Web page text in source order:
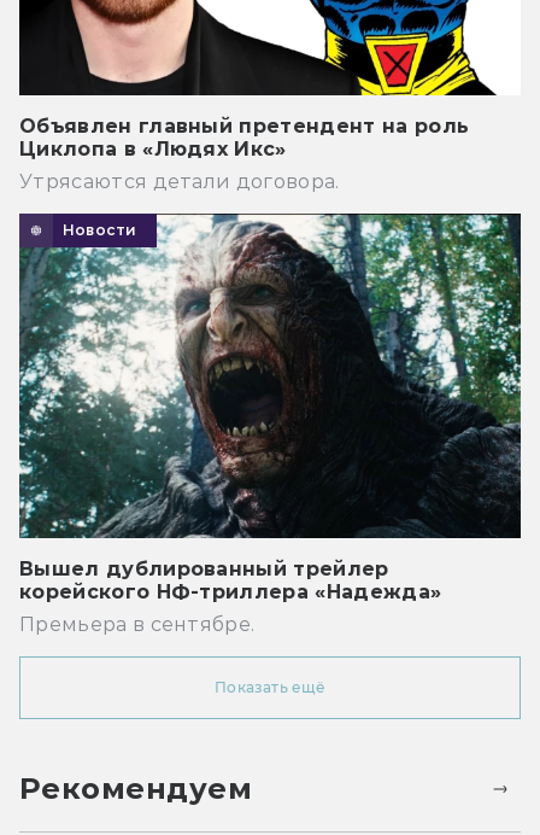
Объявлен главный претендент на роль
Циклопа в «Людях Икс»
Утрясаются детали договора.
Новости
Вышел дублированный трейлер
корейского НФ-триллера «Надежда»
Премьера в сентябре.
Показать ещё
Рекомендуем